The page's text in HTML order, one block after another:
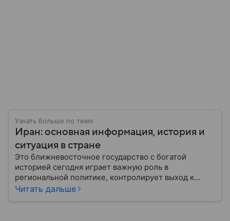
Узнать больше по теме
Иран: основная информация, история и
ситуация в стране
Это ближневосточное государство с богатой
историей сегодня играет важную роль в
региональной политике, контролирует выход к
Персидскому заливу и Ормузскому проливу, а также
Читать дальше